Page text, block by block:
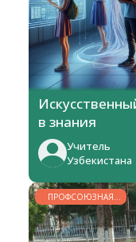
в знания
Учитель
Узбекистана
ПРОФСОЮЗНАЯ
ЖИЗНЬ